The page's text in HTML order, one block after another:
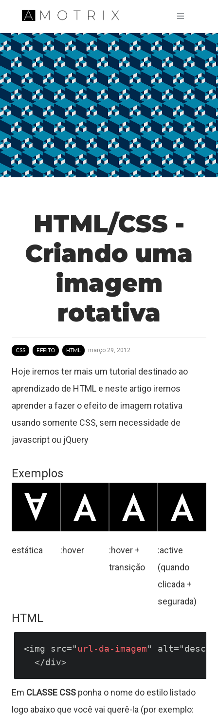
Pular para o conteúdo principal
HTML/CSS -
Criando uma
imagem
rotativa
CSS EFEITO HTML março 29, 2012
Hoje iremos ter mais um tutorial destinado ao
aprendizado de HTML e neste artigo iremos
aprender a fazer o efeito de imagem rotativa
usando somente CSS, sem necessidade de
javascript ou jQuery
Exemplos
estática :hover
:hover +
transição
:active
(quando
clicada +
segurada)
HTML
<img src="url-da-imagem"
Em CLASSE CSS ponha o nome do estilo listado
logo abaixo que você vai querê-la (por exemplo: